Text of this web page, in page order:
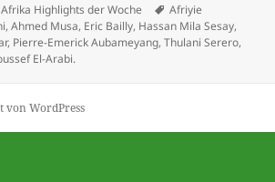
Kategorien
Afrika Highlights der Woche Schlagwörter
Afriyie
,Ahmed Musa, Eric Bailly, Hassan Mila Sesay,
, Pierre-Emerick Aubameyang,Thulani Serero,
El-Arabi.
von WordPress